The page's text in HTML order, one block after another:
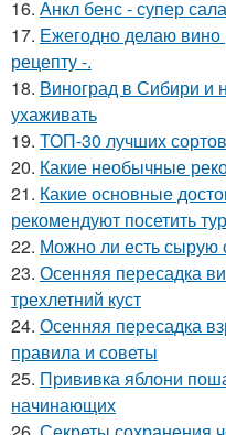
16. Анкл бенс - супер
17. Ежегодно делаю вино
рецепту -.
18. Виноград в Сибири и
ухаживать
19. ТОП-30 лучших
20. Какие необычные
21. Какие основные
рекомендуют посетить
22. Можно ли есть сырую
23. Осенняя пересадка
трехлетний куст
24. Осенняя пересадка
правила и советы
25. Прививка яблони
начинающих